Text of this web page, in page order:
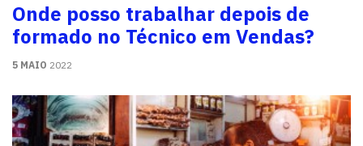
Onde posso trabalhar depois de
formado no Técnico em Vendas?
5 MAIO 2022